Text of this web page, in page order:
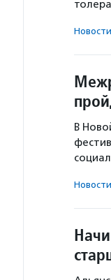
Новости
В
Новости